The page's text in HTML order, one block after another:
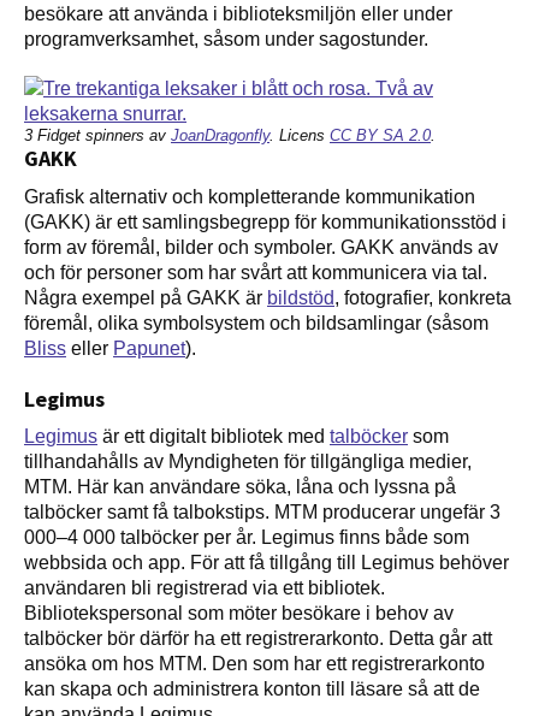
besökare att använda i biblioteksmiljön eller under
programverksamhet, såsom under sagostunder.
3 Fidget spinners av JoanDragonfly. Licens CC BY SA 2.0
GAKK
Grafisk alternativ och kompletterande kommunikation
(GAKK) är ett samlingsbegrepp för kommunikationsstöd i
form av föremål, bilder och symboler. GAKK används av
och för personer som har svårt att kommunicera via tal.
Några exempel på GAKK är bildstöd, fotografier, konkreta
föremål, olika symbolsystem och bildsamlingar (såsom
Bliss eller Papunet).
Legimus
Legimus är ett digitalt bibliotek med talböcker som
tillhandahålls av Myndigheten för tillgängliga medier,
MTM. Här kan användare söka, låna och lyssna på
talböcker samt få talbokstips. MTM producerar ungefär 3
000–4 000 talböcker per år. Legimus finns både som
webbsida och app. För att få tillgång till Legimus behöver
användaren bli registrerad via ett bibliotek.
Bibliotekspersonal som möter besökare i behov av
talböcker bör därför ha ett registrerarkonto. Detta går att
ansöka om hos MTM. Den som har ett registrerarkonto
kan skapa och administrera konton till läsare så att de